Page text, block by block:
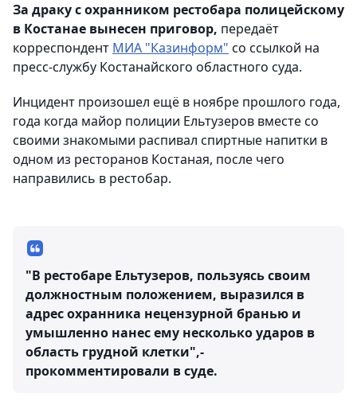
За драку с охранником рестобара полицейскому
в Костанае вынесен приговор, передаёт
корреспондент МИА "Казинформ" со ссылкой на
пресс-службу Костанайского областного суда.
Инцидент произошел ещё в ноябре прошлого года,
года когда майор полиции Ельтузеров вместе со
своими знакомыми распивал спиртные напитки в
одном из ресторанов Костаная, после чего
направились в рестобар.
"В рестобаре Ельтузеров, пользуясь своим
должностным положением, выразился в
адрес охранника нецензурной бранью и
умышленно нанес ему несколько ударов в
область грудной клетки",-
прокомментировали в суде.